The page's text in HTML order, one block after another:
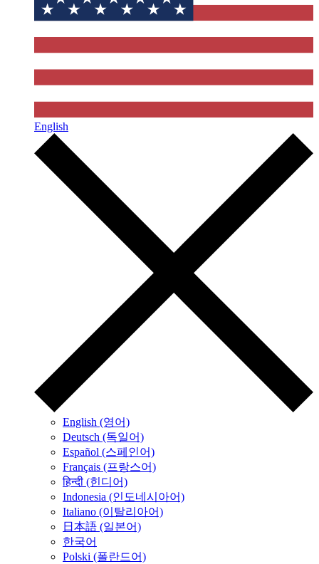
English
English (영어)
Deutsch (독일어)
Español (스페인어)
Français (프랑스어)
हिन्दी (힌디어)
Indonesia (인도네시아어)
Italiano (이탈리아어)
日本語 (일본어)
한국어
Polski (폴란드어)